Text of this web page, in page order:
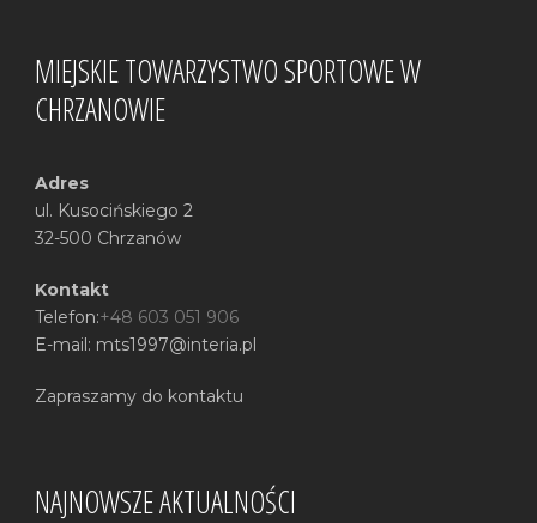
MIEJSKIE TOWARZYSTWO SPORTOWE W
CHRZANOWIE
Adres
ul. Kusocińskiego 2
32-500 Chrzanów
Kontakt
Telefon:+48 603 051 906
E-mail: mts1997@interia.pl
Zapraszamy do kontaktu
NAJNOWSZE AKTUALNOŚCI